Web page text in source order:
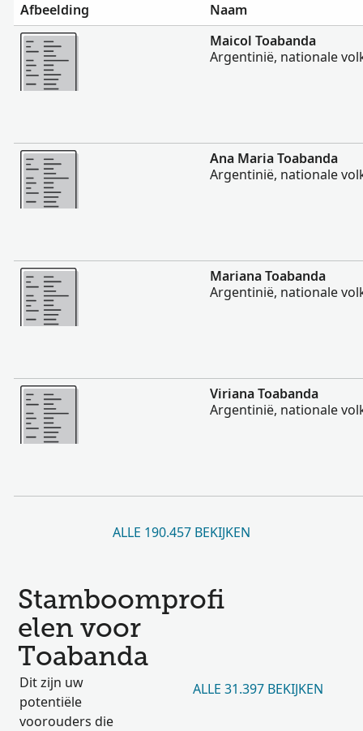
Afbeelding
Naam
Meer
Maicol Toabanda
Argentinië, nationale
Meer
Ana Maria Toabanda
Argentinië, nationale
Meer
Mariana Toabanda
Argentinië, nationale
Meer
Viriana Toabanda
Argentinië, nationale
ALLE 190.457 BEKIJKEN
Stamboomprofi
elen voor
Toabanda
Dit zijn uw
potentiële
voorouders die
ALLE 31.397 BEKIJKEN